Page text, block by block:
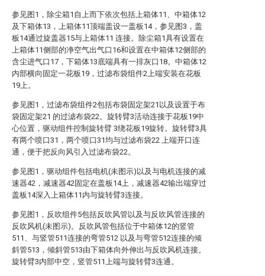
参见图1，除尘箱1自上而下依次包括上箱体11、中箱体12
及下箱体13，上箱体11顶端盖设一盖板14，参见图3，盖
板14通过旋盖器15与上箱体11 连接。除尘箱1具有设置在
上箱体11侧部的净空气出气口16和设置在中箱体12侧部的
含尘进气口17，下箱体13底端具有一排灰口18。中箱体12
内部横向固定一花板19，过滤布袋组件2上端安装在花板
19上。
参见图1，过滤布袋组件2包括布袋固定架21以及设置于布
袋固定架21 的过滤布袋22。旋转臂3活动连接于花板19中
心位置，驱动组件控制旋转臂 3绕花板19旋转。旋转臂3具
有两个喷口31，两个喷口31均与过滤布袋22 上端开口连
通，便于把反向风引入过滤布袋22。
参见图1，驱动组件包括电机(未图示)以及与电机连接的减
速器42，减速器42固定在盖板14上，减速器42输出端穿过
盖板14深入上箱体11内与旋转臂3连接。
参见图1，反吹组件5包括反吹风管以及与反吹风管连接的
反吹风机(未图示)。反吹风管包括位于中箱体12的竖管
511、与竖管511连接的弯管512 以及与弯管512连接的倾
斜管513，倾斜管513由下箱体向外伸出与反吹风机连接。
旋转臂3内部中空，竖管511上端与旋转臂3连通。